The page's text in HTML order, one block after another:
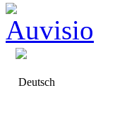
Deutsch